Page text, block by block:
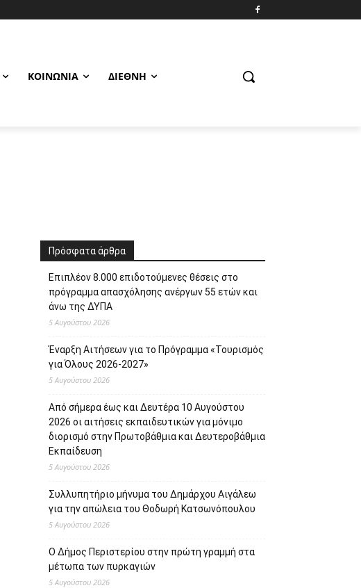
ΚΟΙΝΩΝΊΑ ΔΙΕΘΝΉ
Πρόσφατα άρθρα
Επιπλέον 8.000 επιδοτούμενες θέσεις στο
πρόγραμμα απασχόλησης ανέργων 55 ετών και
άνω της ΔΥΠΑ
5 Αυγούστου 2026
Έναρξη Αιτήσεων για το Πρόγραμμα «Τουρισμός
για Όλους 2026-2027»
5 Αυγούστου 2026
Από σήμερα έως και Δευτέρα 10 Αυγούστου
2026 οι αιτήσεις εκπαιδευτικών για μόνιμο
διορισμό στην Πρωτοβάθμια και Δευτεροβάθμια
Εκπαίδευση
5 Αυγούστου 2026
Συλλυπητήριο μήνυμα του Δημάρχου Αιγάλεω
για την απώλεια του Θοδωρή Κατσωνόπουλου
5 Αυγούστου 2026
Ο Δήμος Περιστερίου στην πρώτη γραμμή στα
μέτωπα των πυρκαγιών
5 Αυγούστου 2026